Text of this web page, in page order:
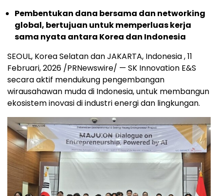
Pembentukan dana bersama dan networking
global, bertujuan untuk memperluas kerja
sama nyata antara Korea dan Indonesia
SEOUL, Korea Selatan dan JAKARTA, Indonesia,11
Februari, 2026 /PRNewswire/ — SK Innovation E&S
secara aktif mendukung pengembangan
wirausahawan muda di Indonesia, untuk membangun
ekosistem inovasi di industri energi dan lingkungan.